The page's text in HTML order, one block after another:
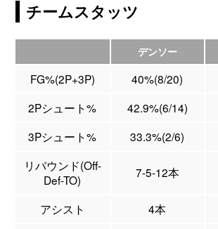
チームスタッツ
デンソー
FG%(2P+3P) 40%(8/20)
2Pシュート%
42.9%(6/14)
3Pシュート%
33.3%(2/6)
リバウンド(Off-
Def-TO)
7-5-12本
アシスト 4本